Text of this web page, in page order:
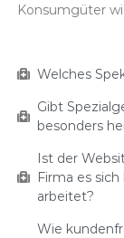
Konsumgüter
Welches
Gibt
besonders
Ist der
Firma es
arbeitet?
Wie